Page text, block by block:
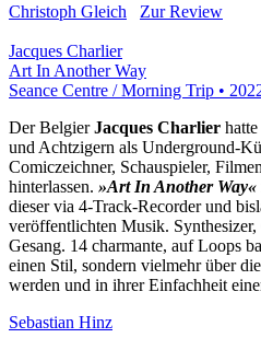
Christoph Gleich
Zur Review
Jacques Charlier
Art In Another Way
Seance Centre / Morning Trip •
Der BelgierJacques Charlier
und Achtzigern als Underground-
Comiczeichner, Schauspieler,
hinterlassen. »Art In Another Way«
dieser via 4-Track-Recorder und
veröffentlichten Musik.
Gesang. 14 charmante, auf Loops
einen Stil, sondern vielmehr über
werden und in ihrer Einfachheit
Sebastian Hinz